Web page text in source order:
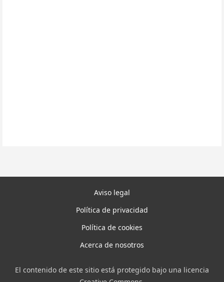
Aviso legal
Política de privacidad
Política de cookies
Acerca de nosotros
El contenido de este sitio está protegido bajo una licencia